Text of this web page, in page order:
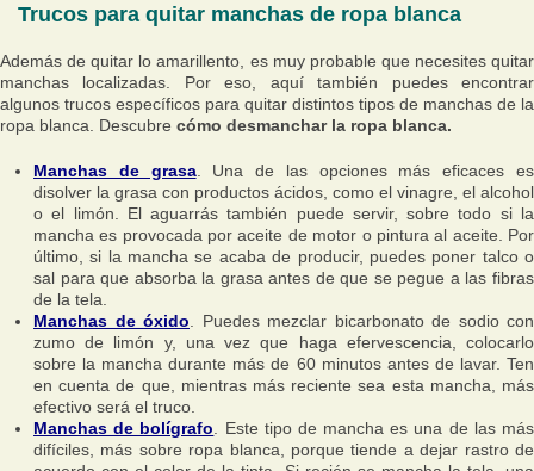
Trucos para quitar manchas de ropa blanca
Además de quitar lo amarillento, es muy probable que necesites quitar
manchas localizadas. Por eso, aquí también puedes encontrar
algunos trucos específicos para quitar distintos tipos de manchas de la
ropa blanca. Descubre cómo desmanchar la ropa blanca.
Manchas de grasa. Una de las opciones más eficaces es
disolver la grasa con productos ácidos, como el vinagre, el alcohol
o el limón. El aguarrás también puede servir, sobre todo si la
mancha es provocada por aceite de motor o pintura al aceite. Por
último, si la mancha se acaba de producir, puedes poner talco o
sal para que absorba la grasa antes de que se pegue a las fibras
de la tela.
Manchas de óxido . Puedes mezclar bicarbonato de sodio con
zumo de limón y, una vez que haga efervescencia, colocarlo
sobre la mancha durante más de 60 minutos antes de lavar. Ten
en cuenta de que, mientras más reciente sea esta mancha, más
efectivo será el truco.
Manchas de bolígrafo . Este tipo de mancha es una de las más
difíciles, más sobre ropa blanca, porque tiende a dejar rastro de